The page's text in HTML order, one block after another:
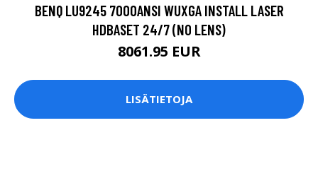
BENQ LU9245 7000ANSI WUXGA INSTALL LASER
HDBASET 24/7 (NO LENS)
8061.95 EUR
LISÄTIETOJA